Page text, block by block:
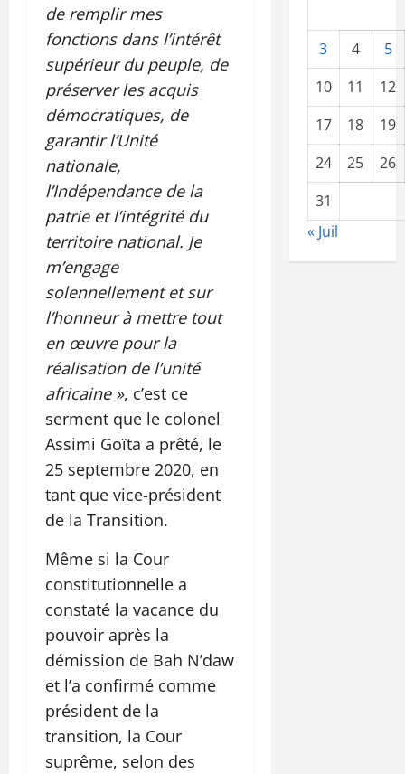
de remplir mes
fonctions dans l’intérêt
supérieur du peuple, de
préserver les acquis
démocratiques, de
garantir l’Unité
nationale,
l’Indépendance de la
patrie et l’intégrité du
territoire national. Je
m’engage
solennellement et sur
l’honneur à mettre tout
en œuvre pour la
réalisation de l’unité
africaine », c’est ce
serment que le colonel
Assimi Goïta a prêté, le
25 septembre 2020, en
tant que vice-président
de la Transition.
Même si la Cour
constitutionnelle a
constaté la vacance du
pouvoir après la
démission de Bah N’daw
et l’a confirmé comme
président de la
transition, la Cour
suprême, selon des
3 4
5
10
11
12
17
18
19
24
25
26
31
« Juil